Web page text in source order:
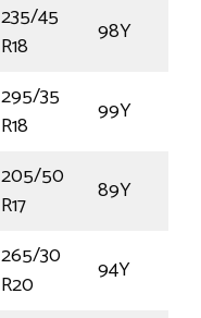
235/45
R18
98Y
295/35
R18
99Y
205/50
R17
89Y
265/30
R20
94Y